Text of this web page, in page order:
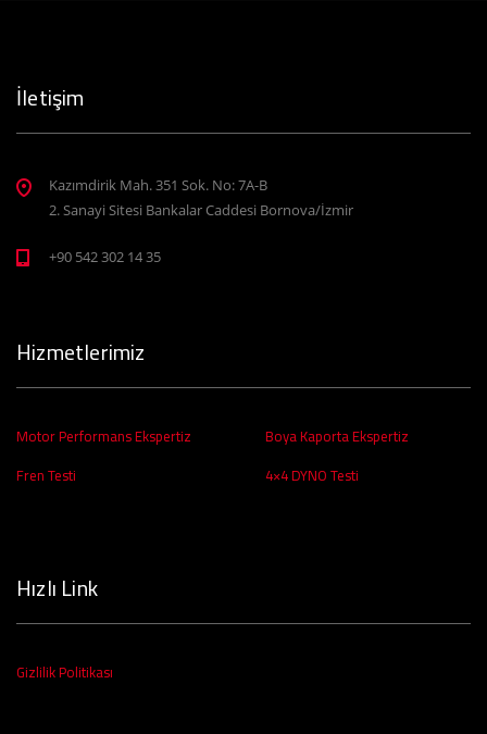
İletişim
Kazımdirik Mah. 351 Sok. No: 7A-B
2. Sanayi Sitesi Bankalar Caddesi Bornova/İzmir
‪+90 542 302 14 35‬
Hizmetlerimiz
Motor Performans Ekspertiz
Boya Kaporta Ekspertiz
Fren Testi
4×4 DYNO Testi
Hızlı Link
Gizlilik Politikası